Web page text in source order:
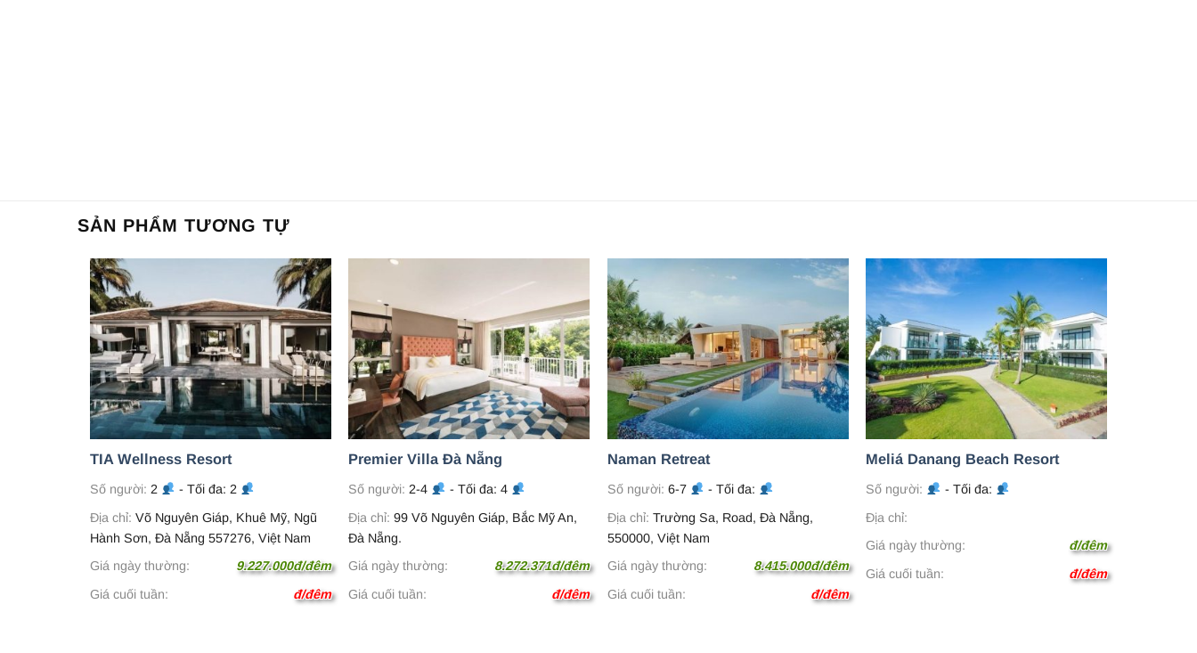
SẢN PHẨM TƯƠNG TỰ
TIA Wellness Resort
Số người: 2
- Tối đa: 2
Địa chỉ: Võ Nguyên Giáp, Khuê Mỹ, Ngũ
Hành Sơn, Đà Nẵng 557276, Việt Nam
Giá ngày thường:
9.227.000đ/đêm
Giá cuối tuần:
đ/đêm
Premier Villa Đà Nẵng
Số người: 2-4
- Tối đa: 4
Địa chỉ: 99 Võ Nguyên Giáp, Bắc Mỹ An,
Đà Nẵng.
Giá ngày thường:
8.272.371đ/đêm
Giá cuối tuần:
đ/đêm
Naman Retreat
Số người: 6-7
- Tối đa:
Địa chỉ: Trường Sa, Road, Đà Nẵng,
550000, Việt Nam
Giá ngày thường:
8.415.000đ/đêm
Giá cuối tuần:
đ/đêm
Meliá Danang Beach Resort
Số người:
- Tối đa:
Địa chỉ:
Giá ngày thường:
đ/đêm
Giá cuối tuần:
đ/đêm